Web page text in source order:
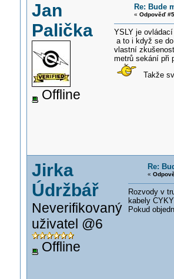
Jan
Palička
Offline
Re: Bude
« Odpověď
YSLY je
a to i když se
vlastní
metrů sekání při
Takže
Jirka
Údržbář
Neverifikovaný
uživatel @6
Offline
Re:
«
Rozvody v
kabely
Pokud